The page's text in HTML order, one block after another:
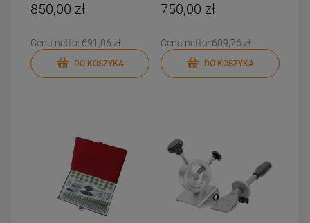
850,00 zł
Cena netto: 691,06 zł
DO KOSZYKA
750,00 zł
Cena netto: 609,76 zł
DO KOSZYKA